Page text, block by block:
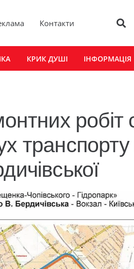
Контакти
КРИК ДУШІ ІНФОРМАЦІЯ
робіт
транспорту